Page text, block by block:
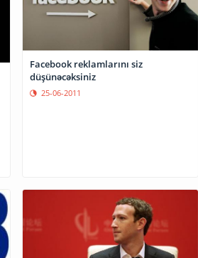
Facebook reklamlarını siz
düşünəcəksiniz
25-06-2011